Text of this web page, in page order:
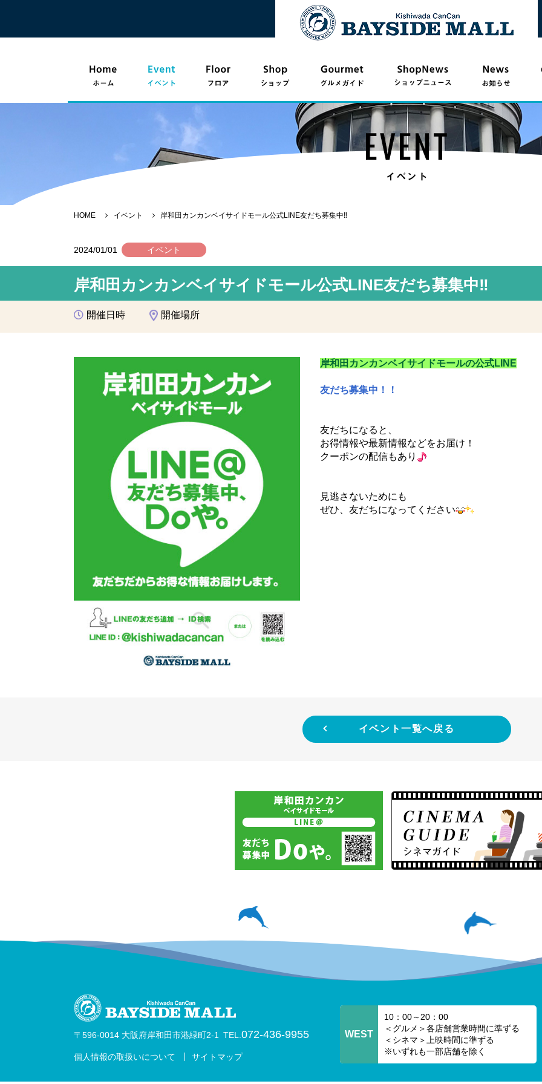
HOME イベント 岸和田カンカンベイサイドモール公式LINE友だち募集中‼
2024/01/01 イベント
岸和田カンカンベイサイドモール公式LINE友だち募集中‼
開催日時 開催場所
岸和田カンカンベイサイドモールの公式LINE
友だち募集中！！
友だちになると、
お得情報や最新情報などをお届け！
クーポンの配信もあり
見逃さないためにも
ぜひ、友だちになってください
イベント一覧へ戻る
〒596-0014 大阪府岸和田市港緑町2-1 TEL. 072-436-9955
個人情報の取扱いについて サイトマップ
WEST
10：00～20：00
＜グルメ＞各店舗営業時間に準ずる
＜シネマ＞上映時間に準ずる
※いずれも一部店舗を除く